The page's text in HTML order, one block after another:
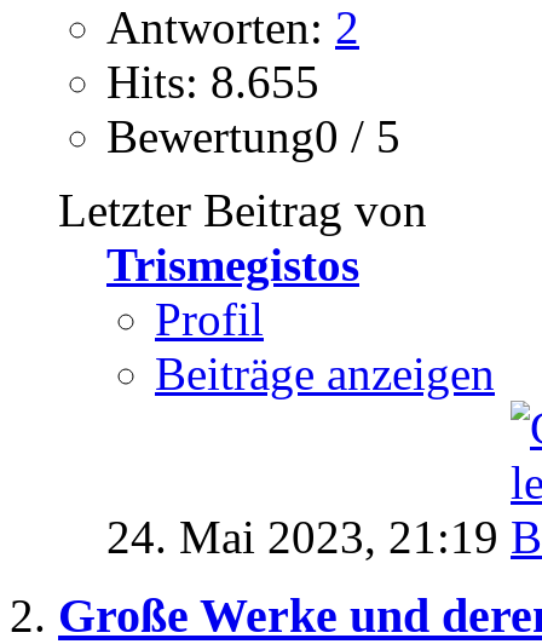
Antworten: 2
Hits: 8.655
Bewertung0 / 5
Letzter Beitrag von
Trismegistos
Profil
Beiträge anzeigen
24. Mai 2023, 21:19
Große Werke und